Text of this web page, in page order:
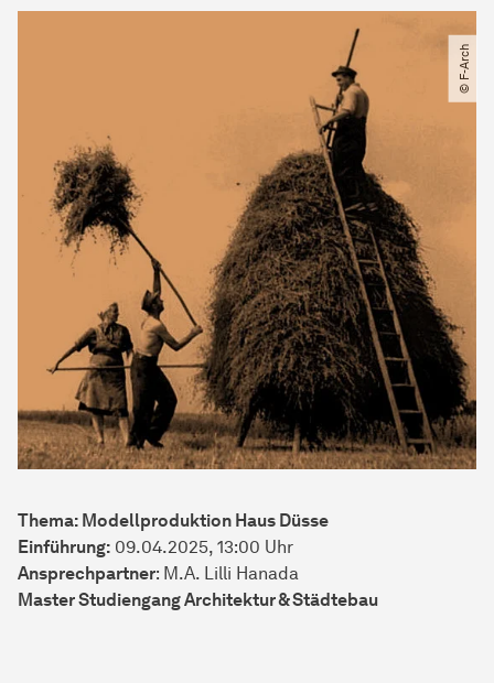
© F-Arch
Thema: Modellproduktion Haus Düsse
Einführung: 09.04.2025, 13:00 Uhr
Ansprechpartner: M.A. Lilli Hanada
Master Studiengang Architektur & Städtebau